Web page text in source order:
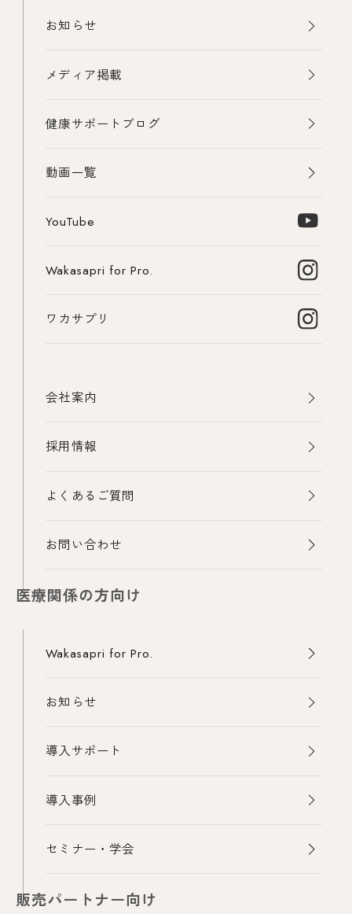
お知らせ
メディア掲載
健康サポートブログ
動画一覧
YouTube
Wakasapri for Pro.
ワカサプリ
会社案内
採用情報
よくあるご質問
お問い合わせ
医療関係の方向け
Wakasapri for Pro.
お知らせ
導入サポート
導入事例
セミナー・学会
販売パートナー向け